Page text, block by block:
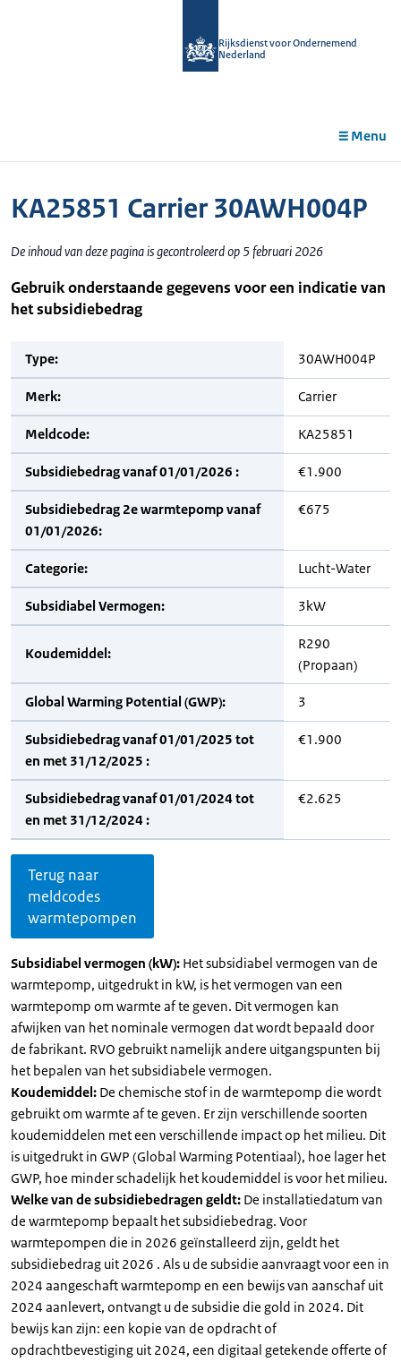
Rijksdienst voor Ondernemend
Nederland
Menu
KA25851 Carrier 30AWH004P
De inhoud van deze pagina is gecontroleerd op 5 februari 2026
Gebruik onderstaande gegevens voor een indicatie van
het subsidiebedrag
Type: 30AWH004P
Merk: Carrier
Meldcode: KA25851
Subsidiebedrag vanaf 01/01/2026 : €1.900
Subsidiebedrag 2e warmtepomp vanaf
01/01/2026:
€675
Categorie: Lucht-Water
Subsidiabel Vermogen: 3kW
Koudemiddel:
R290
(Propaan)
Global Warming Potential (GWP): 3
Subsidiebedrag vanaf 01/01/2025 tot
en met 31/12/2025 :
€1.900
Subsidiebedrag vanaf 01/01/2024 tot
en met 31/12/2024 :
€2.625
Terug naar
meldcodes
warmtepompen
Subsidiabel vermogen (kW): Het subsidiabel vermogen van de
warmtepomp, uitgedrukt in kW, is het vermogen van een
warmtepomp om warmte af te geven. Dit vermogen kan
afwijken van het nominale vermogen dat wordt bepaald door
de fabrikant. RVO gebruikt namelijk andere uitgangspunten bij
het bepalen van het subsidiabele vermogen.
Koudemiddel: De chemische stof in de warmtepomp die wordt
gebruikt om warmte af te geven. Er zijn verschillende soorten
koudemiddelen met een verschillende impact op het milieu. Dit
is uitgedrukt in GWP (Global Warming Potentiaal), hoe lager het
GWP, hoe minder schadelijk het koudemiddel is voor het milieu.
Welke van de subsidiebedragen geldt: De installatiedatum van
de warmtepomp bepaalt het subsidiebedrag. Voor
warmtepompen die in 2026 geïnstalleerd zijn, geldt het
subsidiebedrag uit 2026 . Als u de subsidie aanvraagt voor een in
2024 aangeschaft warmtepomp en een bewijs van aanschaf uit
2024 aanlevert, ontvangt u de subsidie die gold in 2024. Dit
bewijs kan zijn: een kopie van de opdracht of
opdrachtbevestiging uit 2024, een digitaal getekende offerte of